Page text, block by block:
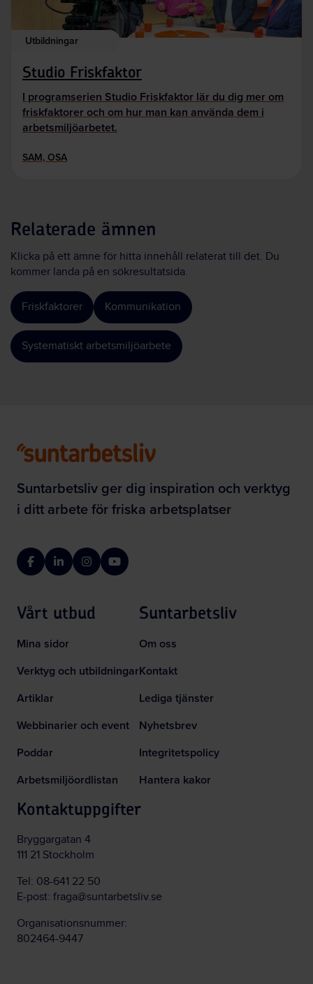
Utbildningar
Studio Friskfaktor
I programserien Studio Friskfaktor lär du dig mer om
friskfaktorer och om hur man kan använda dem i
arbetsmiljöarbetet.
SAM, OSA
Relaterade ämnen
Klicka på ett ämne för hitta innehåll relaterat till det. Du
kommer landa på en sökresultatsida.
Friskfaktorer Kommunikation
Systematiskt arbetsmiljöarbete
Suntarbetsliv ger dig inspiration och verktyg
i ditt arbete för friska arbetsplatser
FacebookLinkedInInstagramYouTube
Vårt utbud
Mina sidor
Verktyg och utbildningar
Artiklar
Webbinarier och event
Poddar
Arbetsmiljöordlistan
Suntarbetsliv
Om oss
Kontakt
Lediga tjänster
Nyhetsbrev
Integritetspolicy
Hantera kakor
Kontaktuppgifter
Bryggargatan 4
111 21 Stockholm
Tel: 08-641 22 50
E-post: fraga@suntarbetsliv.se
Organisationsnummer:
802464-9447